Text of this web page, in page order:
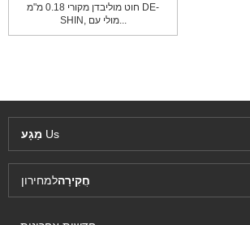
חוט מוליבדן מקורי 0.18 מ"מ DE-
SHIN, מולי עם...
מַגָע Us
חֲקִירָהלמחירון